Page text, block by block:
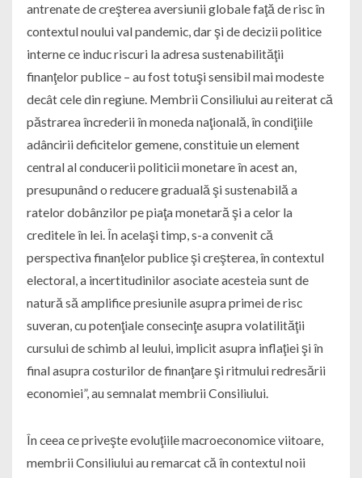
antrenate de creşterea aversiunii globale faţă de risc în
contextul noului val pandemic, dar şi de decizii politice
interne ce induc riscuri la adresa sustenabilităţii
finanţelor publice – au fost totuşi sensibil mai modeste
decât cele din regiune. Membrii Consiliului au reiterat că
păstrarea încrederii în moneda naţională, în condiţiile
adâncirii deficitelor gemene, constituie un element
central al conducerii politicii monetare în acest an,
presupunând o reducere graduală şi sustenabilă a
ratelor dobânzilor pe piaţa monetară şi a celor la
creditele în lei. În acelaşi timp, s-a convenit că
perspectiva finanţelor publice şi creşterea, în contextul
electoral, a incertitudinilor asociate acesteia sunt de
natură să amplifice presiunile asupra primei de risc
suveran, cu potenţiale consecinţe asupra volatilităţii
cursului de schimb al leului, implicit asupra inflaţiei şi în
final asupra costurilor de finanţare şi ritmului redresării
economiei”, au semnalat membrii Consiliului.
În ceea ce priveşte evoluţiile macroeconomice viitoare,
membrii Consiliului au remarcat că în contextul noii